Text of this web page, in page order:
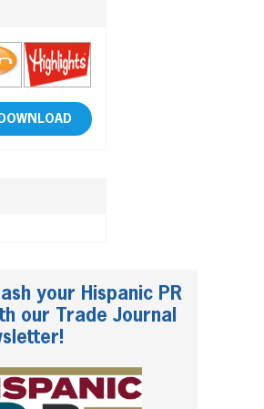
your Hispanic PR
our Trade Journal